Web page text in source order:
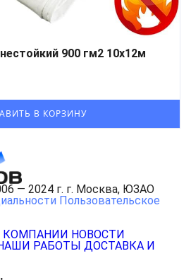
900 гм2 10х12м
— 2024 г. г. Москва, ЮЗАО
Пользовательское
КОМПАНИИ НОВОСТИ
РАБОТЫ ДОСТАВКА И